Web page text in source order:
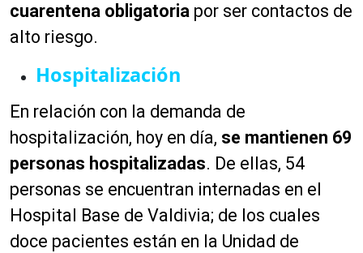
cuarentena obligatoria por ser contactos de
alto riesgo.
Hospitalización
En relación con la demanda de
hospitalización, hoy en día, se mantienen 69
personas hospitalizadas. De ellas, 54
personas se encuentran internadas en el
Hospital Base de Valdivia; de los cuales
doce pacientes están en la Unidad de